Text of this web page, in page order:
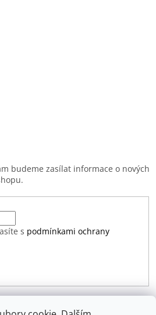
budeme zasílat informace o nových
s podmínkami ochrany